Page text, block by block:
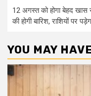
12 अगस्त को होगा बेहद खास
की होगी बारिश, राशियों पर
YOU MAY